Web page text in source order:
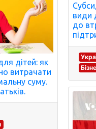
дітей: як
витрачати
суму.
види
до